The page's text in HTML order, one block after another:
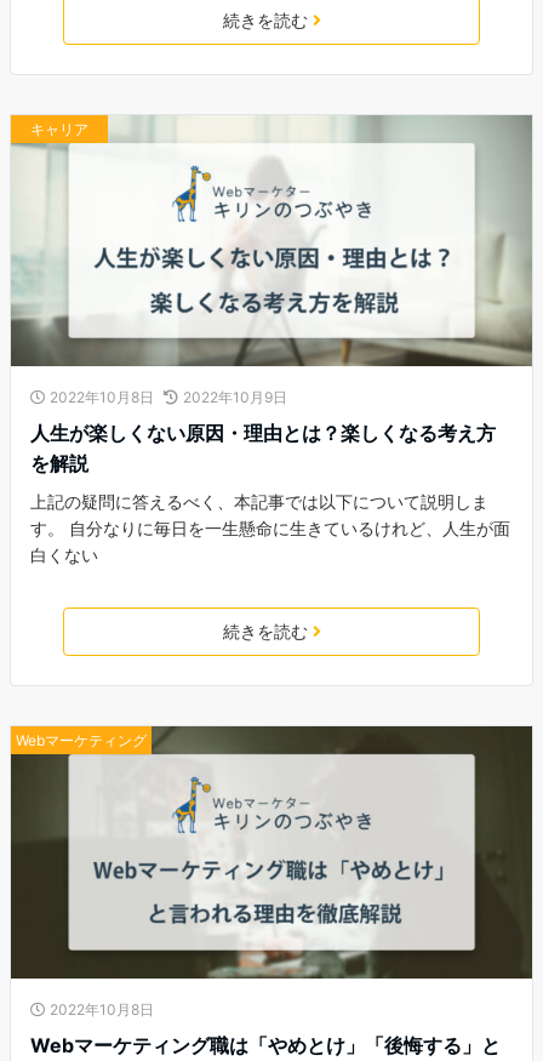
続きを読む
キャリア
2022年10月8日 2022年10月9日
人生が楽しくない原因・理由とは？楽しくなる考え方
を解説
上記の疑問に答えるべく、本記事では以下について説明しま
す。 自分なりに毎日を一生懸命に生きているけれど、人生が面
白くない
続きを読む
Webマーケティング
2022年10月8日
Webマーケティング職は「やめとけ」「後悔する」と